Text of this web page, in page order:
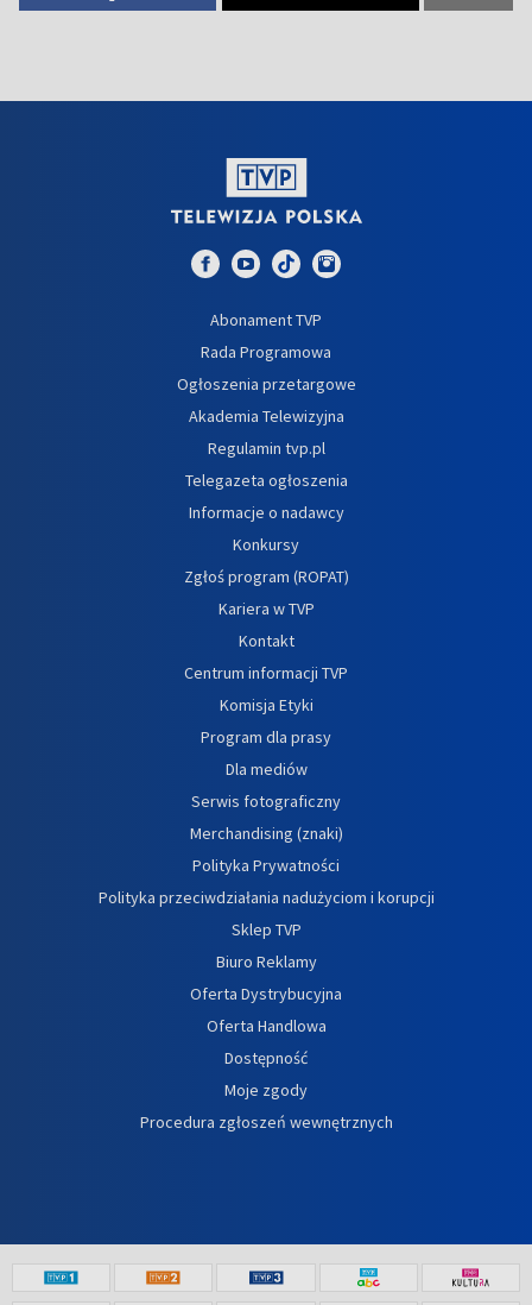
Abonament TVP
Rada Programowa
Ogłoszenia przetargowe
Akademia Telewizyjna
Regulamin tvp.pl
Telegazeta ogłoszenia
Informacje o nadawcy
Konkursy
Zgłoś program (ROPAT)
Kariera w TVP
Kontakt
Centrum informacji TVP
Komisja Etyki
Program dla prasy
Dla mediów
Serwis fotograficzny
Merchandising (znaki)
Polityka Prywatności
Polityka przeciwdziałania nadużyciom i korupcji
Sklep TVP
Biuro Reklamy
Oferta Dystrybucyjna
Oferta Handlowa
Dostępność
Moje zgody
Procedura zgłoszeń wewnętrznych